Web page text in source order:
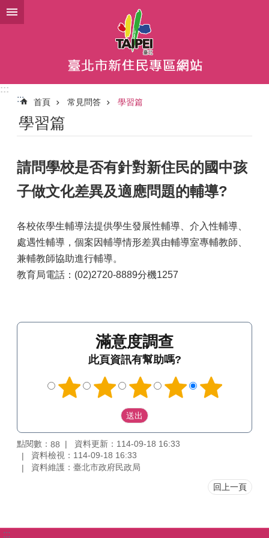
跳到主要內容區塊
:::
:::
首頁 常見問答 學習篇
學習篇
請問學校是否有針對新住民的國中孩
子做文化差異及適應問題的輔導?
各校依學生輔導法提供學生發展性輔導、介入性輔導、
處遇性輔導，個案因輔導情形差異由輔導室專輔教師、
兼輔教師協助進行輔導。
教育局電話：(02)2720-8889分機1257
滿意度調查
此頁資訊有幫助嗎?
點閱數： 88
資料更新：114-09-18 16:33
資料檢視：114-09-18 16:33
資料維護：臺北市政府民政局
回上一頁
:::